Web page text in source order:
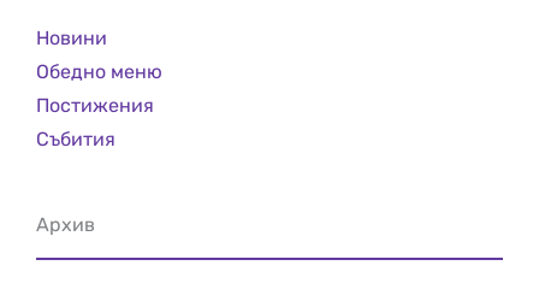
Новини
Обедно меню
Постижения
Събития
Архив